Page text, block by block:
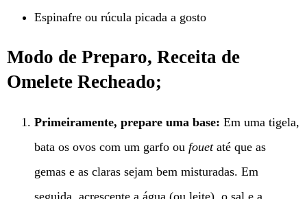
Espinafre ou rúcula picada a gosto
Modo de Preparo, Receita de
Omelete Recheado;
Primeiramente, prepare uma base: Em uma tigela,
bata os ovos com um garfo ou fouetaté que as
gemas e as claras sejam bem misturadas. Em
seguida, acrescente a água (ou leite), o sal e a